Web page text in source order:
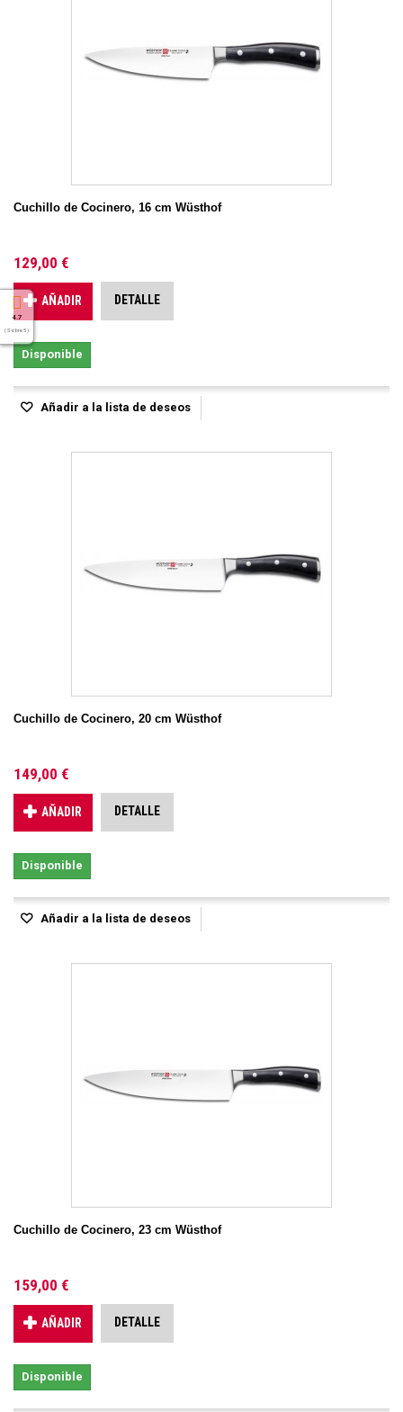
Cuchillo de Cocinero, 16 cm Wüsthof
129,00 €
AÑADIR DETALLE
Disponible
Añadir a la lista de deseos
Cuchillo de Cocinero, 20 cm Wüsthof
149,00 €
AÑADIR DETALLE
Disponible
Añadir a la lista de deseos
Cuchillo de Cocinero, 23 cm Wüsthof
159,00 €
AÑADIR DETALLE
Disponible
4.7
( Sobre 5 )